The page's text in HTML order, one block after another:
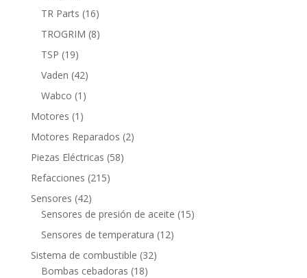
productos
TR Parts 1616
productos
TROGRIM 88
TSP 1919
productos
Vaden 4242
productos
Wabco 1 1
producto
Motores 1 1
producto
Motores Reparados 22
Piezas Eléctricas 5858
Refacciones 215215
Sensores 4242
productos
Sensores de presión de aceite 1515
Sensores de temperatura 1212
Sistema de combustible 3232
Bombas cebadoras 1818